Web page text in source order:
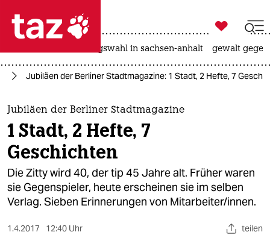
 taz zahl ich
taz zahl ich
themen
politik
öko
gesellschaft

taz zahl ich
landtagswahl in sachsen-anhalt gewalt
Jubiläen der Berliner Stadtmagazine: 1 Stadt, 2 Hefte, 7
Jubiläen der Berliner Stadtmagazine
1 Stadt, 2 Hefte, 7
Geschichten
Die Zitty wird 40, der tip 45 Jahre alt. Früher waren
sie Gegenspieler, heute erscheinen sie im selben
Verlag. Sieben Erinnerungen von Mitarbeiter/innen.
1.4.2017 12:40 Uhr teilen